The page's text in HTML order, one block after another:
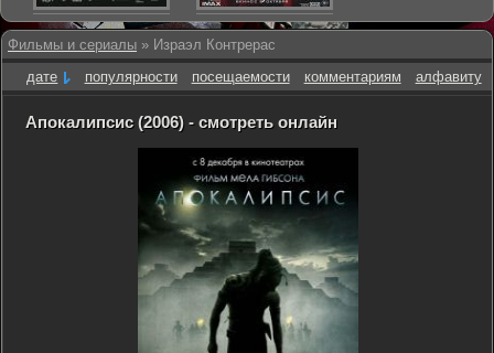
Фильмы и сериалы » Израэл Контрерас
дате
популярности посещаемости комментариям алфавиту
Апокалипсис (2006) - смотреть онлайн